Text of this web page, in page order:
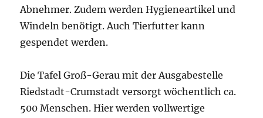
Abnehmer. Zudem werden Hygieneartikel und
Windeln benötigt. Auch Tierfutter kann
gespendet werden.
Die Tafel Groß-Gerau mit der Ausgabestelle
Riedstadt-Crumstadt versorgt wöchentlich ca.
500 Menschen. Hier werden vollwertige